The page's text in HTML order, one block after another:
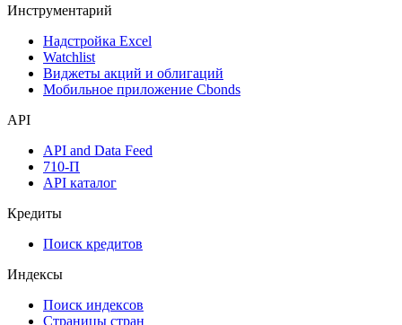
Денежный рынок
Календарь инвестора
Инструментарий
Мобильное приложение Cbonds
API
API and Data Feed
API каталог
Кредиты
Поиск кредитов